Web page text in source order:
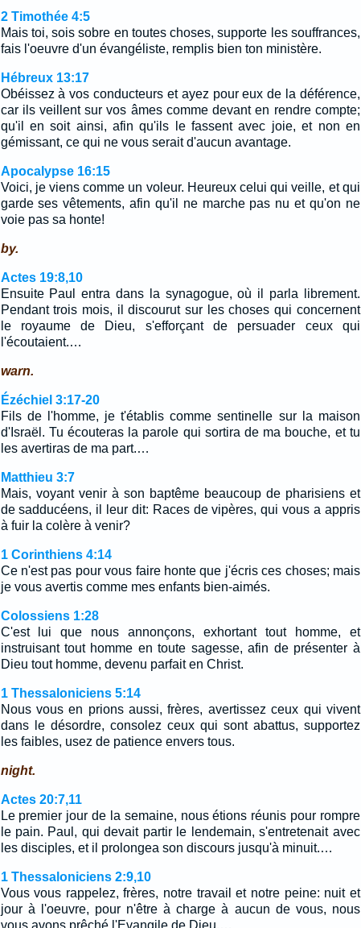
2 Timothée 4:5
Mais toi, sois sobre en toutes choses, supporte les souffrances,
fais l'oeuvre d'un évangéliste, remplis bien ton ministère.
Hébreux 13:17
Obéissez à vos conducteurs et ayez pour eux de la déférence,
car ils veillent sur vos âmes comme devant en rendre compte;
qu'il en soit ainsi, afin qu'ils le fassent avec joie, et non en
gémissant, ce qui ne vous serait d'aucun avantage.
Apocalypse 16:15
Voici, je viens comme un voleur. Heureux celui qui veille, et qui
garde ses vêtements, afin qu'il ne marche pas nu et qu'on ne
voie pas sa honte!
by.
Actes 19:8,10
Ensuite Paul entra dans la synagogue, où il parla librement.
Pendant trois mois, il discourut sur les choses qui concernent
le royaume de Dieu, s'efforçant de persuader ceux qui
l'écoutaient.…
warn.
Ézéchiel 3:17-20
Fils de l'homme, je t'établis comme sentinelle sur la maison
d'Israël. Tu écouteras la parole qui sortira de ma bouche, et tu
les avertiras de ma part.…
Matthieu 3:7
Mais, voyant venir à son baptême beaucoup de pharisiens et
de sadducéens, il leur dit: Races de vipères, qui vous a appris
à fuir la colère à venir?
1 Corinthiens 4:14
Ce n'est pas pour vous faire honte que j'écris ces choses; mais
je vous avertis comme mes enfants bien-aimés.
Colossiens 1:28
C'est lui que nous annonçons, exhortant tout homme, et
instruisant tout homme en toute sagesse, afin de présenter à
Dieu tout homme, devenu parfait en Christ.
1 Thessaloniciens 5:14
Nous vous en prions aussi, frères, avertissez ceux qui vivent
dans le désordre, consolez ceux qui sont abattus, supportez
les faibles, usez de patience envers tous.
night.
Actes 20:7,11
Le premier jour de la semaine, nous étions réunis pour rompre
le pain. Paul, qui devait partir le lendemain, s'entretenait avec
les disciples, et il prolongea son discours jusqu'à minuit.…
1 Thessaloniciens 2:9,10
Vous vous rappelez, frères, notre travail et notre peine: nuit et
jour à l'oeuvre, pour n'être à charge à aucun de vous, nous
vous avons prêché l'Evangile de Dieu.…